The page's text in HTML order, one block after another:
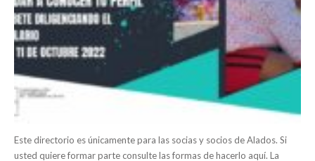
Este directorio es únicamente para las socias y socios de Alados. Si
usted quiere formar parte consulte las formas de hacerlo aquí. La